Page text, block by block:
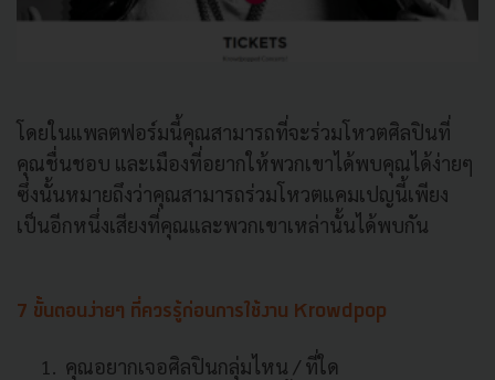
โดยในแพลตฟอร์มนี้คุณสามารถที่จะร่วมโหวตศิลปินที่
คุณชื่นชอบ และเมืองที่อยากให้พวกเขาได้พบคุณได้ง่ายๆ
ซึ่งนั้นหมายถึงว่าคุณสามารถร่วมโหวตแคมเปญนี้เพียง
เป็นอีกหนึ่งเสียงที่คุณและพวกเขาเหล่านั้นได้พบกัน
7 ขั้นตอนง่ายๆ ที่ควรรู้ก่อนการใช้งาน Krowdpop
คุณอยากเจอศิลปินกลุ่มไหน / ที่ใด